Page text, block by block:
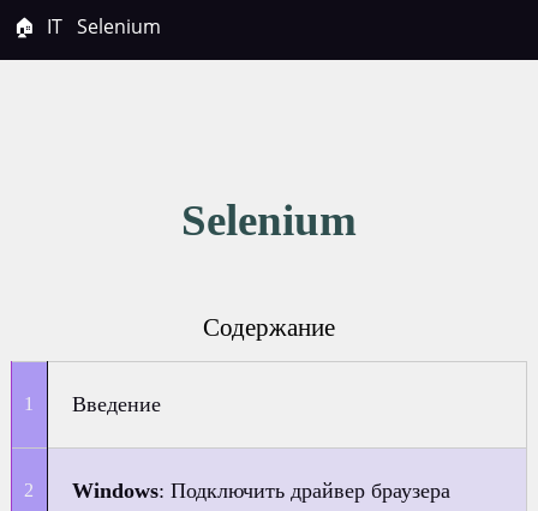
🏠 IT Selenium
Selenium
Содержание
Введение
Windows: Подключить драйвер браузера